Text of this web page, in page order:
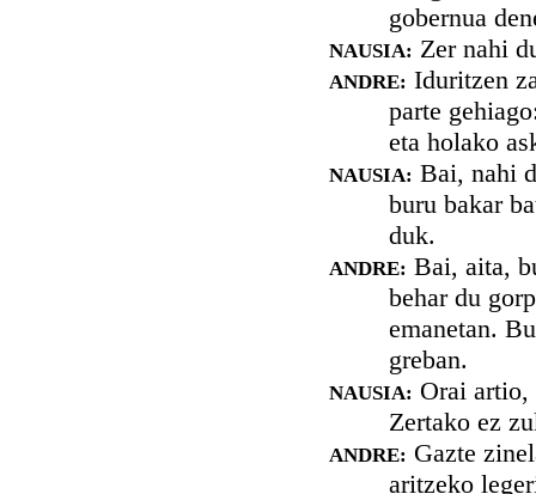
gobernua
NAUSIA: Zer nahi
ANDRE: Iduritzen
parte
eta holako
NAUSIA: Bai, nahi
buru bakar
duk.
ANDRE: Bai, aita,
behar du
emanetan.
greban.
NAUSIA: Orai artio,
Zertako ez
ANDRE: Gazte
aritzeko